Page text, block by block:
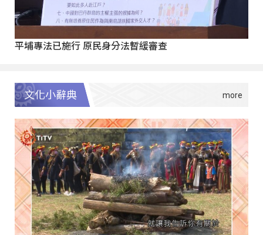
平埔專法已施行 原民身分法暫緩審查
文化小辭典